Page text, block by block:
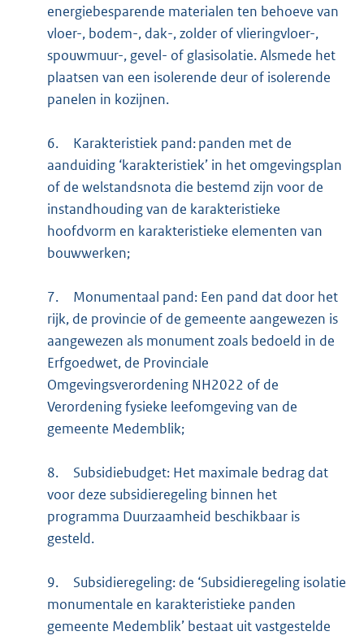
energiebesparende materialen ten behoeve van
vloer-, bodem-, dak-, zolder of vlieringvloer-,
spouwmuur-, gevel- of glasisolatie. Alsmede het
plaatsen van een isolerende deur of isolerende
panelen in kozijnen.
6.
Karakteristiek pand: panden met de
aanduiding ‘karakteristiek’ in het omgevingsplan
of de welstandsnota die bestemd zijn voor de
instandhouding van de karakteristieke
hoofdvorm en karakteristieke elementen van
bouwwerken;
7.
Monumentaal pand: Een pand dat door het
rijk, de provincie of de gemeente aangewezen is
aangewezen als monument zoals bedoeld in de
Erfgoedwet, de Provinciale
Omgevingsverordening NH2022 of de
Verordening fysieke leefomgeving van de
gemeente Medemblik;
8.
Subsidiebudget: Het maximale bedrag dat
voor deze subsidieregeling binnen het
programma Duurzaamheid beschikbaar is
gesteld.
9.
Subsidieregeling: de ‘Subsidieregeling isolatie
monumentale en karakteristieke panden
gemeente Medemblik’ bestaat uit vastgestelde